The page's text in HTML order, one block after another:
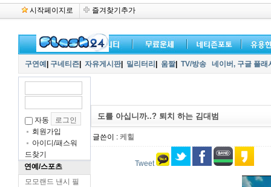
시작페이지로 즐겨찾기추가
구연예 구네티즌 자유게시판| 밀리터리 움짤| TV/방송 네이버, 구글 플
자동
회원가입
아이디/패스워
드찾기
연예/스포츠
모모랜드 낸시 필
도를 아십니까..? 퇴치 하는 김대범
글쓴이 : 케힐
Tweet